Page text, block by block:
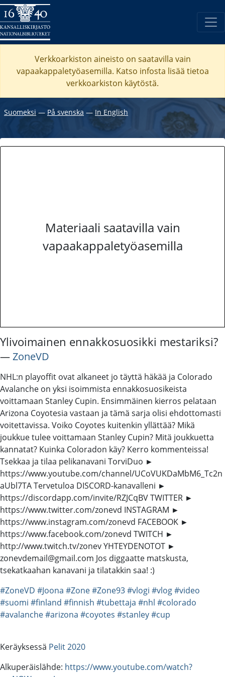
Verkkoarkiston aineisto on saatavilla vain
vapaakappaletyöasemilla. Katso infosta lisää tietoa
verkkoarkiston käytöstä.
Suomeksi ― På svenska ― In English
Materiaali saatavilla vain
vapaakappaletyöasemilla
Ylivoimainen ennakkosuosikki mestariksi?
―ZoneVD
NHL:n playoffit ovat alkaneet jo täyttä häkää ja Colorado
Avalanche on yksi isoimmista ennakkosuosikeista
voittamaan Stanley Cupin. Ensimmäinen kierros pelataan
Arizona Coyotesia vastaan ja tämä sarja olisi ehdottomasti
voitettavissa. Voiko Coyotes kuitenkin yllättää? Mikä
joukkue tulee voittamaan Stanley Cupin? Mitä joukkuetta
kannatat? Kuinka Coloradon käy? Kerro kommenteissa!
Tsekkaa ja tilaa pelikanavani TorviDuo ►
https://www.youtube.com/channel/UCoVUKDaMbM6_Tc2n
aUbl7TA Tervetuloa DISCORD-kanavalleni ►
https://discordapp.com/invite/RZJCqBV TWITTER ►
https://www.twitter.com/zonevd INSTAGRAM ►
https://www.instagram.com/zonevd FACEBOOK ►
https://www.facebook.com/zonevd TWITCH ►
http://www.twitch.tv/zonev YHTEYDENOTOT ►
zonevdemail@gmail.com Jos diggaatte matskusta,
tsekatkaahan kanavani ja tilatakkin saa! :)
#ZoneVD #Joona #Zone#Zone93#vlogi #vlog#video
#suomi #finland #finnish #tubettaja #nhl #colorado
#avalanche#arizona #coyotes #stanley#cup
Keräyksessä Pelit 2020
Alkuperäislähde: https://www.youtube.com/watch?